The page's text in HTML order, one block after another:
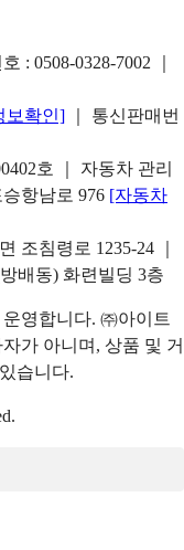
: 0508-0328-7002
보확인]
｜ 통신판매번
호 ｜ 자동차 관리
항남로 976 [자동차
조침령로 1235-24 ｜
배동) 화련빌딩 3층
영합니다. ㈜아이트
가 아니며, 상품 및 거
습니다.